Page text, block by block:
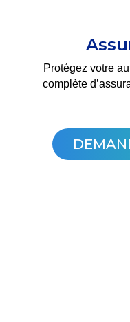
Protégez votre
complète